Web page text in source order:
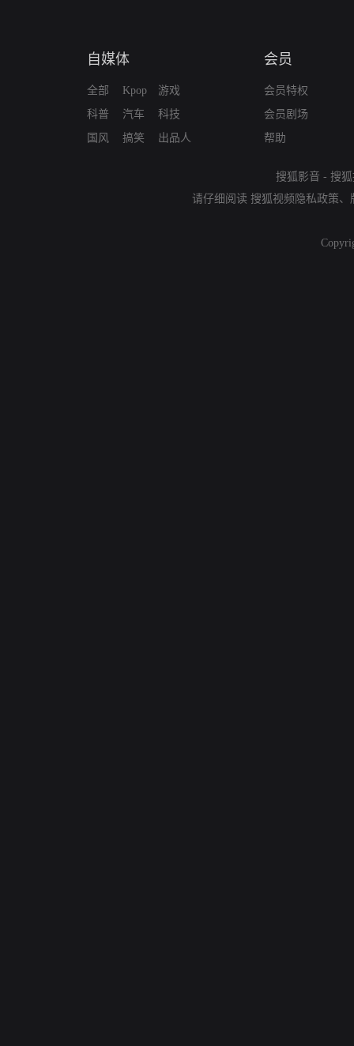
自媒体
全部
科普
国风
Kpop
汽车
搞笑
游戏
科技
出品人
会员
会员特权
会员剧场
帮助
搜狐影音 - 搜
请仔细阅读 搜狐视频隐私政策、